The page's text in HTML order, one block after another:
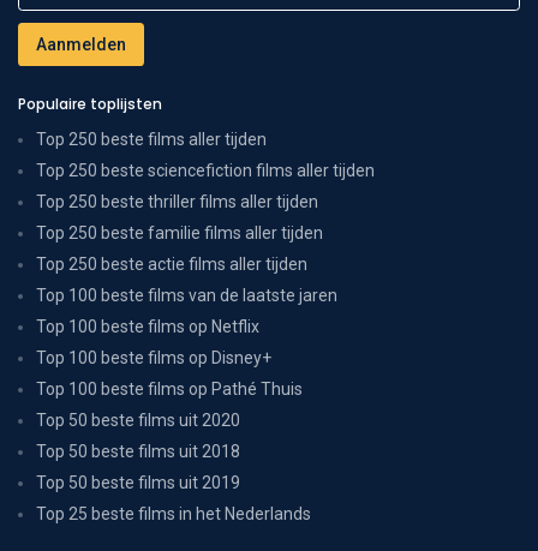
Populaire toplijsten
Top 250 beste films aller tijden
Top 250 beste sciencefiction films aller tijden
Top 250 beste thriller films aller tijden
Top 250 beste familie films aller tijden
Top 250 beste actie films aller tijden
Top 100 beste films van de laatste jaren
Top 100 beste films op Netflix
Top 100 beste films op Disney+
Top 100 beste films op Pathé Thuis
Top 50 beste films uit 2020
Top 50 beste films uit 2018
Top 50 beste films uit 2019
Top 25 beste films in het Nederlands